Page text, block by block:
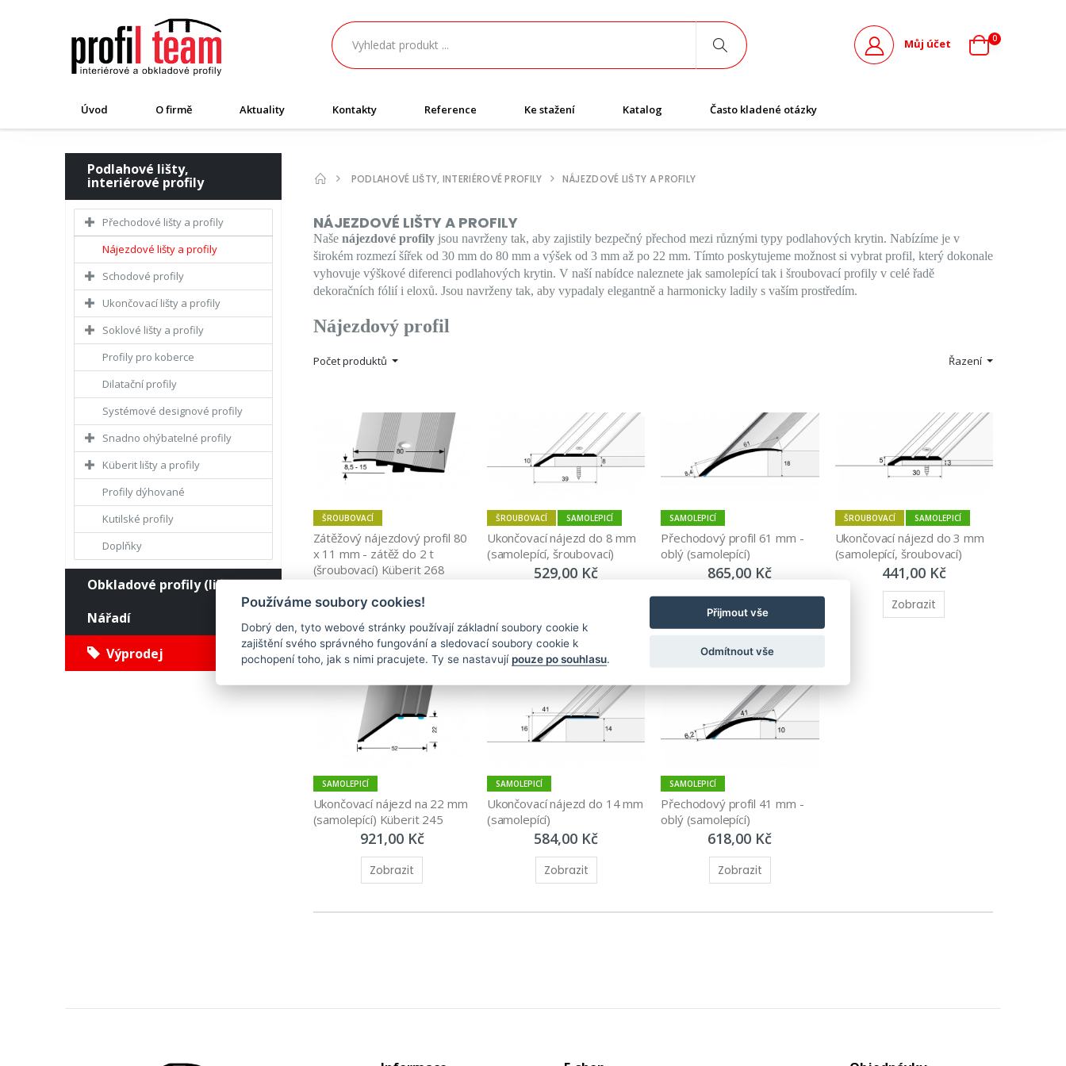
Můj účet 0
Úvod O firmě Aktuality Kontakty Reference Ke stažení Katalog Často kladené otázky
Podlahové lišty,
interiérové profily
Přechodové lišty a profily
Nájezdové lišty a profily
Schodové profily
Ukončovací lišty a profily
Soklové lišty a profily
Profily pro koberce
Dilatační profily
Systémové designové profily
Snadno ohýbatelné profily
Küberit lišty a profily
Profily dýhované
Kutilské profily
Doplňky
Obkladové profily (lišty)
Nářadí
Výprodej
PODLAHOVÉ LIŠTY, INTERIÉROVÉ PROFILY NÁJEZDOVÉ LIŠTY A PROFILY
NÁJEZDOVÉ LIŠTY A PROFILY
Naše nájezdové profilyjsou navrženy tak, aby zajistily bezpečný přechod mezi různými typy podlahových krytin. Nabízíme je v
širokém rozmezí šířek od 30 mm do 80 mm a výšek od 3 mm až po 22 mm. Tímto poskytujeme možnost si vybrat profil, který dokonale
vyhovuje výškové diferenci podlahových krytin. V naší nabídce naleznete jak samolepící tak i šroubovací profily v celé řadě
dekoračních fólií i eloxů. Jsou navrženy tak, aby vypadaly elegantně a harmonicky ladily s vaším prostředím.
Nájezdový profil
Počet produktů Řazení
ŠROUBOVACÍ
Zátěžový nájezdový profil 80
x 11 mm - zátěž do 2 t
(šroubovací) Küberit 268
Zobrazit
ŠROUBOVACÍ SAMOLEPICÍ
Ukončovací nájezd do 8 mm
(samolepící, šroubovací)
529,00 Kč
SAMOLEPICÍ
Přechodový profil 61 mm -
oblý (samolepící)
865,00 Kč
Zobrazit
ŠROUBOVACÍ SAMOLEPICÍ
Ukončovací nájezd do 3 mm
(samolepící, šroubovací)
441,00 Kč
Zobrazit
SAMOLEPICÍ
Ukončovací nájezd na 22 mm
(samolepící) Küberit 245
921,00 Kč
Zobrazit
SAMOLEPICÍ
Ukončovací nájezd do 14 mm
(samolepící)
584,00 Kč
Zobrazit
SAMOLEPICÍ
Přechodový profil 41 mm -
oblý (samolepící)
618,00 Kč
Zobrazit
Používáme soubory cookies!
Dobrý den, tyto webové stránky používají základní soubory cookie k
zajištění svého správného fungování a sledovací soubory cookie k
pochopení toho, jak s nimi pracujete. Ty se nastavují pouze po souhlasu.
Přijmout vše
Odmítnout vše